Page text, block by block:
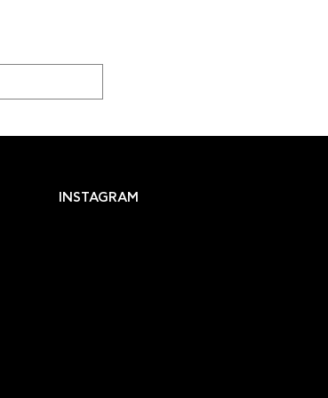
INSTAGRAM